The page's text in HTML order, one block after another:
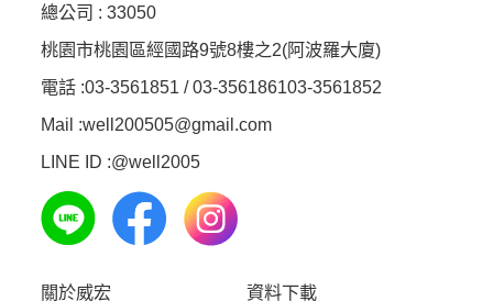
總公司 : 33050
桃園市桃園區經國路9號8樓之2(阿波羅大廈)
電話 :03-3561851 / 03-356186103-3561852
Mail :well200505@gmail.com
LINE ID :@well2005
關於威宏 資料下載